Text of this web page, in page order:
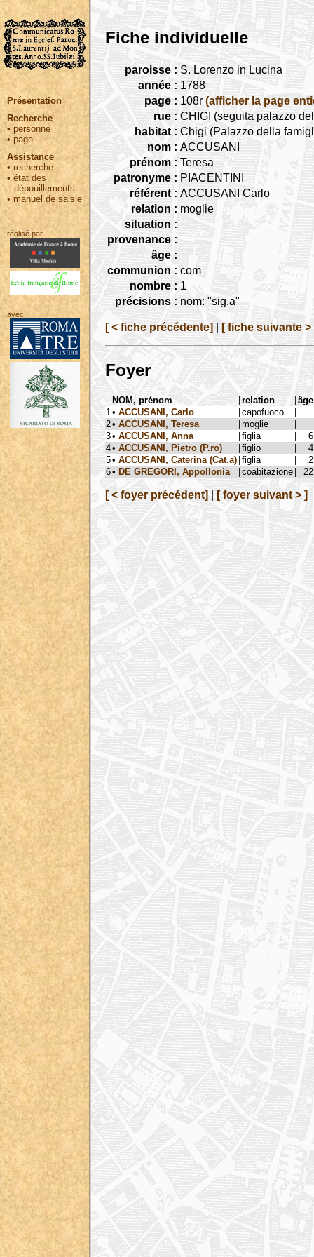
Présentation
Recherche
• personne
•page
Assistance
• recherche
•état des
dépouillements
•manuel de saisie
réalisé par :
avec :
Fiche individuelle
paroisse : S. Lorenzo in Lucina
année : 1788
page : 108r (afficher la page
rue : CHIGI (seguita palazzo
habitat : Chigi (Palazzo della
nom : ACCUSANI
prénom : Teresa
patronyme : PIACENTINI
référent : ACCUSANI Carlo
relation : moglie
situation :
provenance :
âge :
communion : com
nombre : 1
précisions : nom: "sig.a"
[ < fiche précédente] [ fiche suivante >
Foyer
NOM, prénom |relation |âge
1 • ACCUSANI, Carlo |capofuoco
|
2• ACCUSANI, Teresa |moglie
|
3• ACCUSANI, Anna |figlia |
6
4• ACCUSANI, Pietro (P.ro) |figlio |
4
5• ACCUSANI, Caterina (Cat.a) |figlia |
2
6• DE GREGORI, Appollonia |coabitazione | 22
[ < foyer précédent] [ foyer suivant > ]